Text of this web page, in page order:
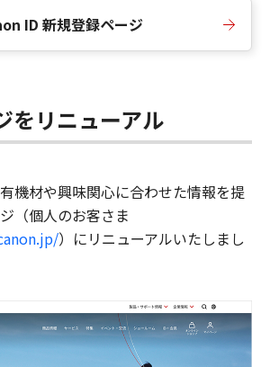
ID 新規登録ページ
をリニューアル
機材や興味関心に合わせた情報を提
（個人のお客さま
）にリニューアルいたしまし